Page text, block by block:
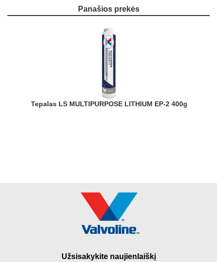
Panašios prekės
Tepalas LS MULTIPURPOSE LITHIUM EP-2 400g
Užsisakykite naujienlaiškį